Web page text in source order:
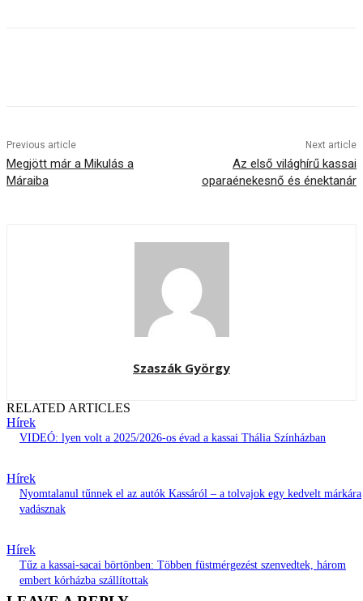
Previous article
Megjött már a Mikulás a
Máraiba
Next article
Az első világhírű kassai
oparaénekesnő és énektanár
Szaszák György
RELATED ARTICLES
Hírek
VIDEÓ: lyen volt a 2025/2026-os évad a kassai Thália Színházban
Hírek
Nyomtalanul tűnnek el az autók Kassáról – a tolvajok egy kedvelt márkára
vadásznak
Hírek
Tűz a kassai-sacai börtönben: Többen füstmérgezést szenvedtek, három
embert kórházba szállítottak